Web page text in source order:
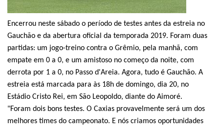
Encerrou neste sábado o período de testes antes da estreia no
Gauchão e da abertura oficial da temporada 2019. Foram duas
partidas: um jogo-treino contra o Grêmio, pela manhã, com
empate em 0 a 0, e um amistoso no começo da noite, com
derrota por 1 a 0, no Passo d'Areia. Agora, tudo é Gauchão. A
estreia está marcada para às 18h de domingo, dia 20, no
Estádio Cristo Rei, em São Leopoldo, diante do Aimoré.
"Foram dois bons testes. O Caxias provavelmente será um dos
melhores times do campeonato. E nós criamos oportunidades